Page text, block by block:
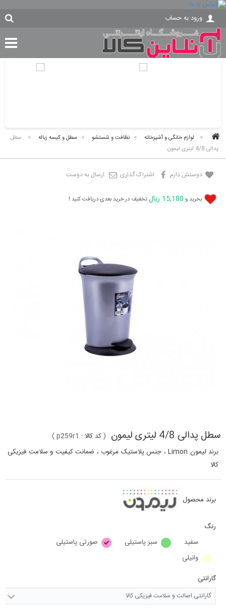
ورود به حساب
> لوازم خانگی و آشپزخانه > نظافت و شستشو > سطل و کیسه زباله >
سطل
پدالی 4/8 لیتری لیمون
دوستش دارم اشتراک گذاری ارسال به دوست
بخرید و 15,180 ریال تخفیف در خرید بعدی دریافت کنید !
سطل پدالی 4/8 لیتری لیمون (کد کالا : p259r1
)
برند لیمون Limon ، جنس پلاستیک مرغوب ، ضمانت کیفیت و سلامت فیزیکی
کالا
برند محصول
رنگ
سفید
سبز پاستیلی
صورتی پاستیلی
وانیلی
گارانتی
گارانتی اصالت و سلامت فیزیکی کالا